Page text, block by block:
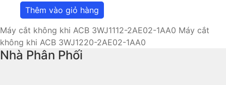
Thêm vào giỏ hàng
Máy cắt không khi ACB 3WJ1112-2AE02-1AA0 Máy cắt
không khi ACB 3WJ1220-2AE02-1AA0
Nhà Phân Phối